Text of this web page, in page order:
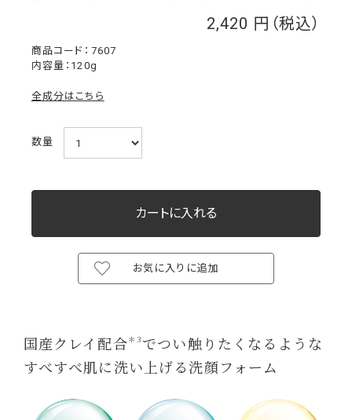
2,420
7607
内容量：120g
全成分はこちら
数量
お気に入りに追加
国産クレイ配合＊3 でつい触りたくなるような
すべすべ肌に洗い上げる洗顔フォーム